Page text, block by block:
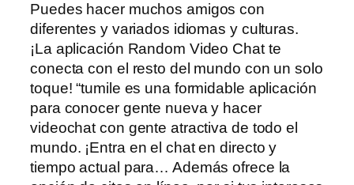
Puedes hacer muchos amigos con
diferentes y variados idiomas y culturas.
¡La aplicación Random Video Chat te
conecta con el resto del mundo con un solo
toque! “tumile es una formidable aplicación
para conocer gente nueva y hacer
videochat con gente atractiva de todo el
mundo. ¡Entra en el chat en directo y
tiempo actual para… Además ofrece la